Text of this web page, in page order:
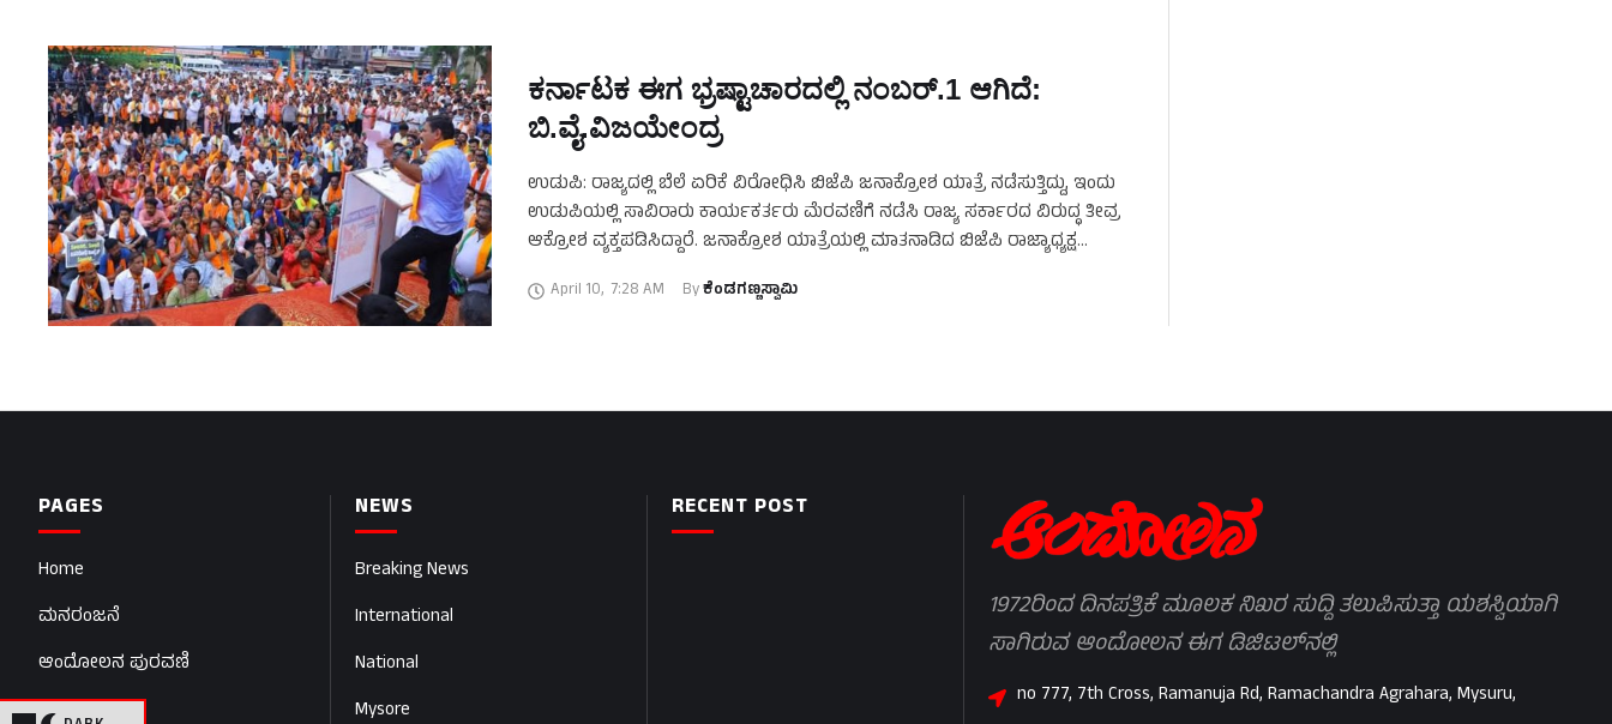
ಕರ್ನಾಟಕ ಈಗ ಭ್ರಷ್ಟಾಚಾರದಲ್ಲಿ ನಂಬರ್.‌1 ಆಗಿದೆ:
ಬಿ.ವೈ.ವಿಜಯೇಂದ್ರ
ಉಡುಪಿ: ರಾಜ್ಯದಲ್ಲಿ ಬೆಲೆ ಏರಿಕೆ ವಿರೋಧಿಸಿ ಬಿಜೆಪಿ ಜನಾಕ್ರೋಶ ಯಾತ್ರೆ ನಡೆಸುತ್ತಿದ್ದು, ಇಂದು
ಉಡುಪಿಯಲ್ಲಿ ಸಾವಿರಾರು ಕಾರ್ಯಕರ್ತರು ಮೆರವಣಿಗೆ ನಡೆಸಿ ರಾಜ್ಯ ಸರ್ಕಾರದ ವಿರುದ್ಧ ತೀವ್ರ
ಆಕ್ರೋಶ ವ್ಯಕ್ತಪಡಿಸಿದ್ದಾರೆ. ಜನಾಕ್ರೋಶ ಯಾತ್ರೆಯಲ್ಲಿ ಮಾತನಾಡಿದ ಬಿಜೆಪಿ ರಾಜ್ಯಾಧ್ಯಕ್ಷ
April 10, 7:28 AM By ಕೆಂಡಗಣ್ಣಸ್ವಾಮಿ
PAGES
Home
ಮನರಂಜನೆ
ಆಂದೋಲನ ಪುರವಣಿ
ಅಂಕಣಗಳು
NEWS
Breaking News
International
National
Mysore
RECENT POST
1972ರಿಂದ ದಿನಪತ್ರಿಕೆ ಮೂಲಕ ನಿಖರ ಸುದ್ದಿ ತಲುಪಿಸುತ್ತಾ ಯಶಸ್ವಿಯಾಗಿ
ಸಾಗಿರುವ ಆಂದೋಲನ ಈಗ ಡಿಜಿಟಲ್‌ನಲ್ಲಿ
no 777, 7th Cross, Ramanuja Rd, Ramachandra Agrahara, Mysuru,